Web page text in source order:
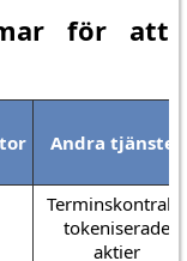
för att
Andra tjänster
Terminskontrakt,
tokeniserade
aktier